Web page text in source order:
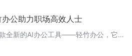
公助力职场高效人士
今天，我们要为大家介绍一款全新的AI办公工具——轻竹办公，它能帮助您一键将文稿转换成PPT，大幅提高工作效率。让我们一起来看看这款神奇的工具吧！ 什么是轻竹办公？轻竹办公是一款基于人工智能技术的办公辅助工具，它能自动将您的文稿转化为精美的PPT，让您轻松应对各种演示场合。无论是工作总结、项目报告，还是产品介绍，轻竹办公都能帮您快速生成专业级的PPT。 轻竹办公的优势1. 高效便捷：一键导入文稿，瞬